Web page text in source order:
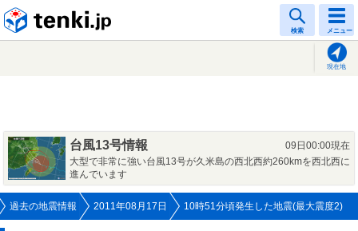
検索 メニュー
現在地
台風13号情報
09日00:00現在
大型で非常に強い台風13号が久米島の西北西約260kmを西北西に
進んでいます
過去の地震情報 2011年08月17日 10時51分頃発生した地震(最大震度2)